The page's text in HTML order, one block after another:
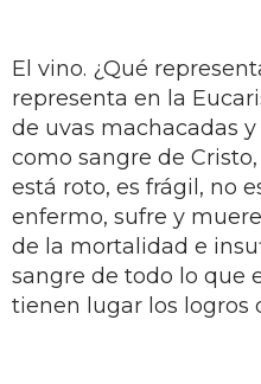
El vino. ¿Qué
representa en la
de uvas machacadas
como sangre de
está roto, es frágil, no
enfermo, sufre y
de la mortalidad e
sangre de todo lo que
tienen lugar los logros